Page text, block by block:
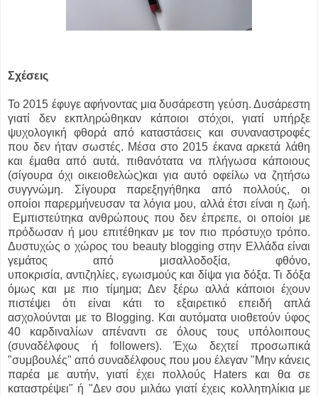
Σχέσεις
Το 2015 έφυγε αφήνοντας μια δυσάρεστη γεύση. Δυσάρεστη
γιατί δεν εκπληρώθηκαν κάποιοι στόχοι, γιατί υπήρξε
ψυχολογική φθορά από καταστάσεις και συναναστροφές
που δεν ήταν σωστές. Μέσα στο 2015 έκανα αρκετά λάθη
και έμαθα από αυτά. πιθανότατα να πλήγωσα κάποιους
(σίγουρα όχι οικειοθελώς)και για αυτό οφείλω να ζητήσω
συγγνώμη. Σίγουρα παρεξηγήθηκα από πολλούς, οι
οποίοι παρερμήνευσαν τα λόγια μου, αλλά έτσι είναι η ζωή.
Εμπιστεύτηκα ανθρώπους που δεν έπρεπε, οι οποίοι με
πρόδωσαν ή μου επιτέθηκαν με τον πιο πρόστυχο τρόπο.
Δυστυχώς ο χώρος του beauty blogging στην Ελλάδα είναι
γεμάτος από μισαλλοδοξία, φθόνο,
υποκρισία, αντιζηλίες, εγωισμούς και δίψα για δόξα. Τι δόξα
όμως και με πιο τίμημα; Δεν ξέρω αλλά κάποιοι έχουν
πιστέψει ότι είναι κάτι το εξαιρετικό επειδή απλά
ασχολούνται με το Blogging. Και αυτόματα υιοθετούν ύφος
40 καρδιναλίων απέναντι σε όλους τους υπόλοιπους
(συναδέλφους ή followers). Έχω δεχτεί προσωπικά
"συμβουλές" από συναδέλφους που μου έλεγαν "Μην κάνεις
παρέα με αυτήν, γιατί έχει πολλούς Haters και θα σε
καταστρέψει" ή "Δεν σου μιλάω γιατί έχεις κολλητηλίκια με